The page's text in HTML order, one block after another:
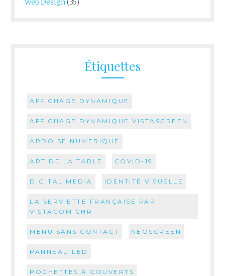
Web Design(35)
Étiquettes
AFFICHAGE DYNAMIQUE
AFFICHAGE DYNAMIQUE VISTASCREEN
ARDOISE NUMERIQUE
ART DE LA TABLE COVID-19
DIGITAL MEDIA IDENTITÉ VISUELLE
LA SERVIETTE FRANÇAISE PAR
VISTACOM CHR
MENU SANS CONTACT NEOSCREEN
PANNEAU LED
POCHETTES À COUVERTS